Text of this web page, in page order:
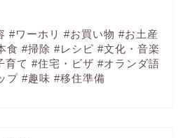
#ワーホリ #お買い物 #お土産
食 #掃除 #レシピ #文化・音楽
育て #住宅・ビザ #オランダ語
プ #趣味 #移住準備